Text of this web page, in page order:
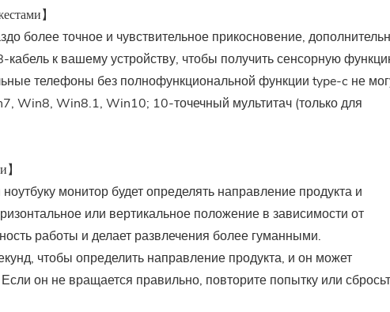
】
более точное и чувствительное прикосновение,
кабель к вашему устройству, чтобы получить сенсорную
телефоны без полнофункциональной функции type-c не
Win8, Win8.1, Win10; 10-точечный мультитач (только для
монитор будет определять направление продукта и
или вертикальное положение в зависимости от
работы и делает развлечения более гуманными.
чтобы определить направление продукта, и он может
он не вращается правильно, повторите попытку или